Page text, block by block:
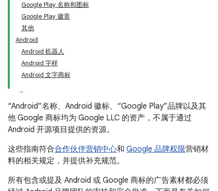
Google Play 名称和图标
Google Play 徽章
其他
Android
Android 机器人
Android 字样
Android 文字商标
“Android”名称、Android 徽标、“Google Play”品牌以及其
他 Google 商标均为 Google LLC 的资产，不属于通过
Android 开源项目提供的资源。
这些指南符合合作伙伴营销中心和 Google 品牌权限营销材
料的相关规定，并提供补充规范。
所有包含或提及 Android 或 Google 商标的广告素材都必须